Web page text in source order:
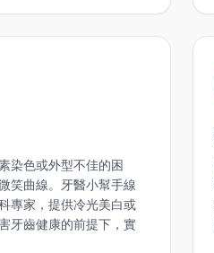
染色或外型不佳的困
笑曲線。牙醫小幫手線
專家，提供冷光美白或
牙齒健康的前提下，實